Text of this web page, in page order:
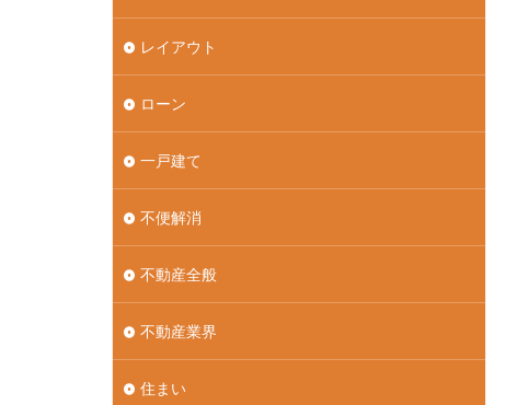
レイアウト
ローン
一戸建て
不便解消
不動産全般
不動産業界
住まい